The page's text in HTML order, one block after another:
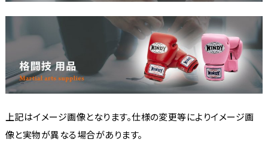
上記はイメージ画像となります。仕様の変更等によりイメージ画
像と実物が異なる場合があります。